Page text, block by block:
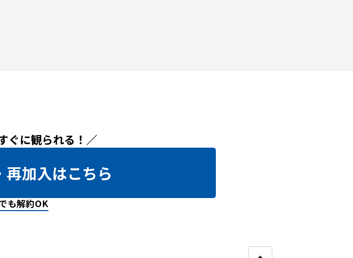
ぐに観られる！／
加入はこちら
も解約OK